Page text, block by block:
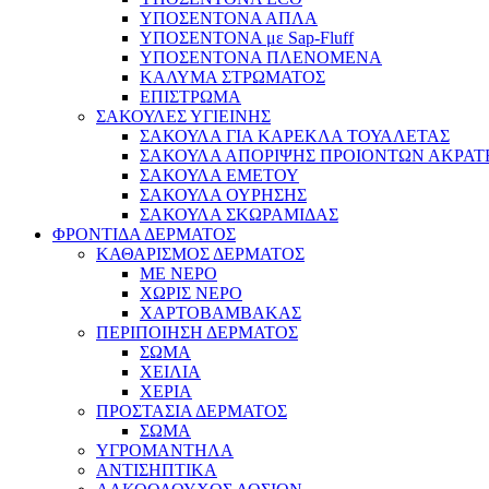
ΥΠΟΣΕΝΤΟΝΑ ΑΠΛΑ
ΥΠΟΣΕΝΤΟΝΑ με Sap-Fluff
ΥΠΟΣΕΝΤΟΝΑ ΠΛΕΝΟΜΕΝΑ
ΚΑΛΥΜΑ ΣΤΡΩΜΑΤΟΣ
ΕΠΙΣΤΡΩΜΑ
ΣΑΚΟΥΛΕΣ ΥΓΙΕΙΝΗΣ
ΣΑΚΟΥΛΑ ΓΙΑ ΚΑΡΕΚΛΑ ΤΟΥΑΛΕΤΑΣ
ΣΑΚΟΥΛΑ ΑΠΟΡΙΨΗΣ ΠΡΟΙΟΝΤΩΝ
ΣΑΚΟΥΛΑ ΕΜΕΤΟΥ
ΣΑΚΟΥΛΑ ΟΥΡΗΣΗΣ
ΣΑΚΟΥΛΑ ΣΚΩΡΑΜΙΔΑΣ
ΦΡΟΝΤΙΔΑ ΔΕΡΜΑΤΟΣ
ΚΑΘΑΡΙΣΜΟΣ ΔΕΡΜΑΤΟΣ
ΜΕ ΝΕΡΟ
ΧΩΡΙΣ ΝΕΡΟ
ΧΑΡΤΟΒΑΜΒΑΚΑΣ
ΠΕΡΙΠΟΙΗΣΗ ΔΕΡΜΑΤΟΣ
ΣΩΜΑ
ΧΕΙΛΙΑ
ΧΕΡΙΑ
ΠΡΟΣΤΑΣΙΑ ΔΕΡΜΑΤΟΣ
ΣΩΜΑ
ΥΓΡΟΜΑΝΤΗΛΑ
ΑΝΤΙΣΗΠΤΙΚΑ